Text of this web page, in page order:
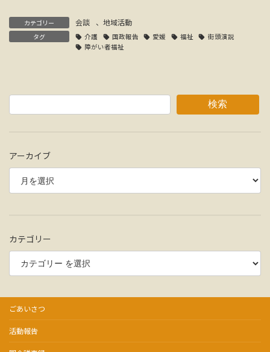
カテゴリー 会談 、 地域活動
タグ 介護 国政報告 愛媛 福祉
街頭演説
障がい者福祉
検索
アーカイブ
カテゴリー
ごあいさつ
活動報告